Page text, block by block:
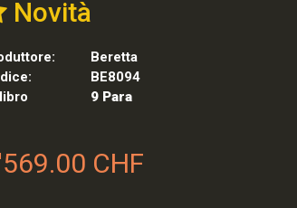
Novità
Beretta
BE8094
9 Para
CHF